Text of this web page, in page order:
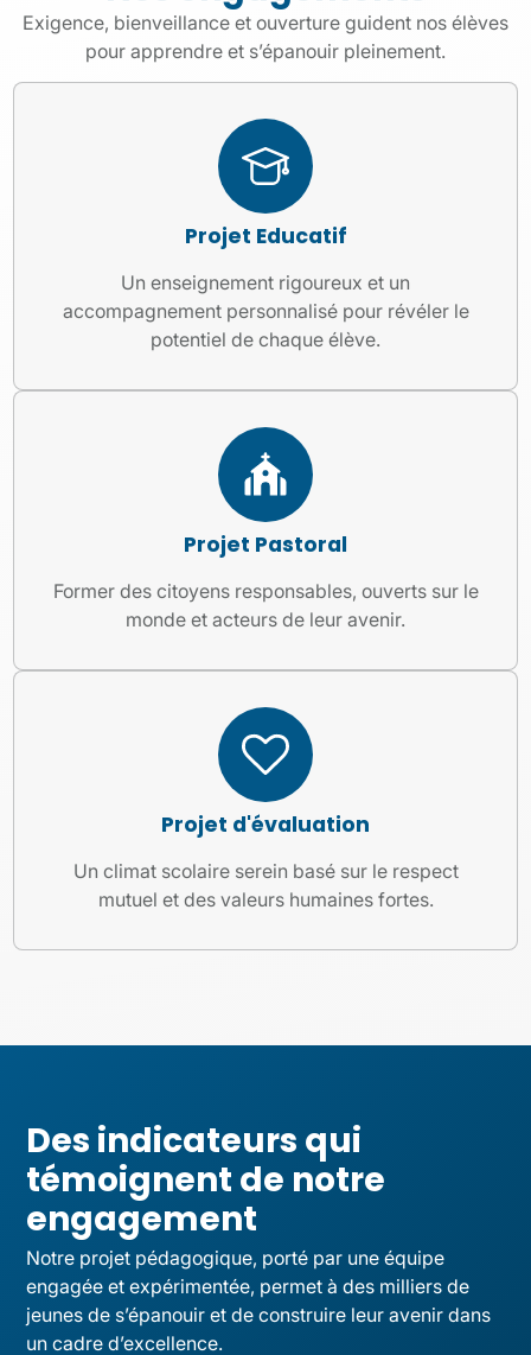
Exigence, bienveillance et ouverture guident nos élèves
pour apprendre et s’épanouir pleinement.
Projet Educatif
Un enseignement rigoureux et un
accompagnement personnalisé pour révéler le
potentiel de chaque élève.
Projet Pastoral
Former des citoyens responsables, ouverts sur le
monde et acteurs de leur avenir.
Projet d'évaluation
Un climat scolaire serein basé sur le respect
mutuel et des valeurs humaines fortes.
Des indicateurs qui
témoignent de notre
engagement
Notre projet pédagogique, porté par une équipe
engagée et expérimentée, permet à des milliers de
jeunes de s’épanouir et de construire leur avenir dans
un cadre d’excellence.